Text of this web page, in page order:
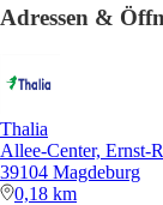
Adressen &
Thalia
Allee-Center, Ernst-
39104 Magdeburg
0,18 km